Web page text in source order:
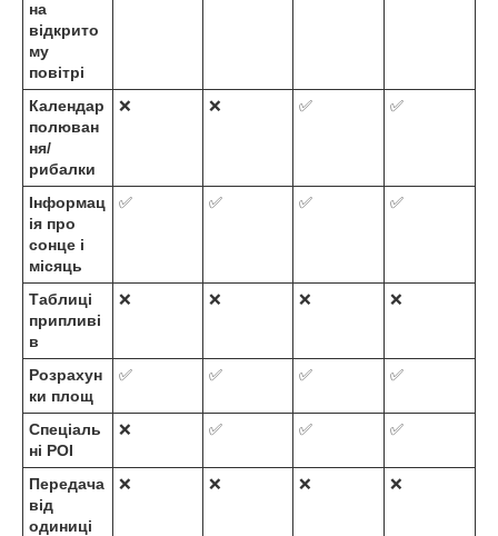
на
відкрито
му
повітрі
Календар
полюван
ня/
рибалки
❌ ❌ ✅ ✅
Інформац
ія про
сонце і
місяць
✅ ✅ ✅ ✅
Таблиці
припливі
в
❌ ❌ ❌ ❌
Розрахун
ки площ
✅ ✅ ✅ ✅
Спеціаль
ні POI
❌ ✅ ✅ ✅
Передача
від
одиниці
❌ ❌ ❌ ❌